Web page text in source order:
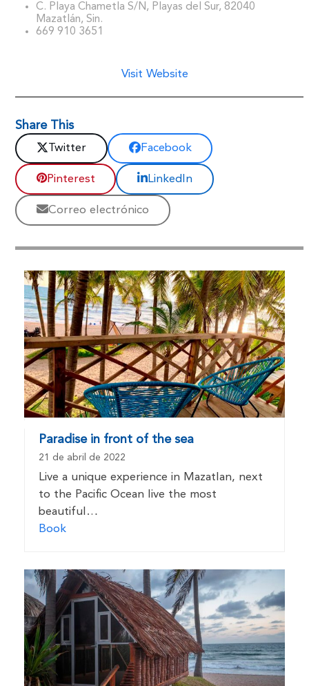
C. Playa Chametla S/N, Playas del Sur, 82040
Mazatlán, Sin.
669 910 3651
Visit Website
Share This
Twitter Facebook
Pinterest LinkedIn
Correo electrónico
Paradise in front of the sea
21 de abril de 2022
Live a unique experience in Mazatlan, next
to the Pacific Ocean live the most
beautiful…
Book